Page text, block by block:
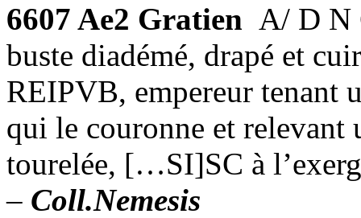
6607 Ae2 Gratien A/ D N
buste diadémé, drapé et
REIPVB, empereur tenant
qui le couronne et relevant
tourelée, […SI]SC à
– Coll.Nemesis